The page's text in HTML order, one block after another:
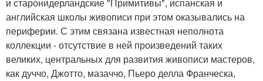
английская школы живописи при этом оказывались на
периферии. С этим связана известная неполнота
коллекции - отсутствие в ней произведений таких
великих, центральных для развития живописи мастеров,
как дуччо, Джотто, мазаччо, Пьеро делла Франческа,